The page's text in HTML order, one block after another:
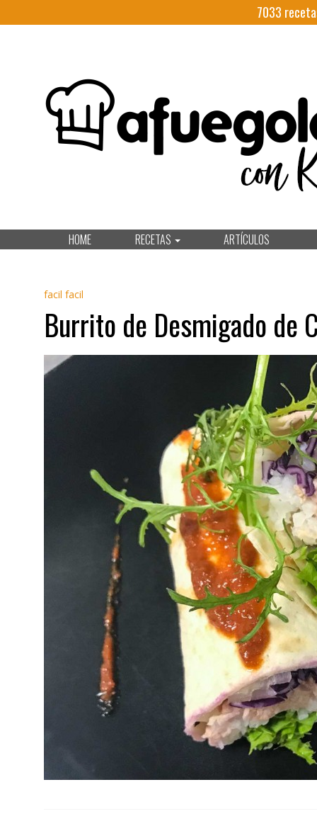
7033
HOME RECETAS ARTÍCULOS
facil facil
Burrito de Desmigado de